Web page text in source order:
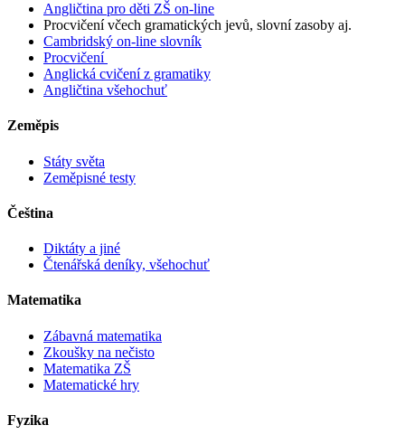
Angličtina pro děti ZŠ on-line
Procvičení včech gramatických jevů, slovní zasoby aj.
Cambridský on-line slovník
Procvičení
Anglická cvičení z gramatiky
Angličtina všehochuť
Zeměpis
Státy světa
Zeměpisné testy
Čeština
Diktáty a jiné
Čtenářská deníky, všehochuť
Matematika
Zábavná matematika
Zkoušky na nečisto
Matematika ZŠ
Matematické hry
Fyzika